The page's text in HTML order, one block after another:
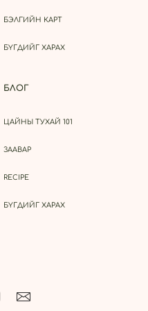
БЭЛГИЙН КАРТ
БҮГДИЙГ ХАРАХ
БЛОГ
ЦАЙНЫ ТУХАЙ 101
ЗААВАР
RECIPE
БҮГДИЙГ ХАРАХ